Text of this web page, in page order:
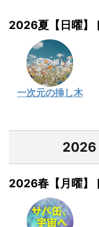
2026夏【日曜】
一次元の挿し木
2026
2026春【月曜】